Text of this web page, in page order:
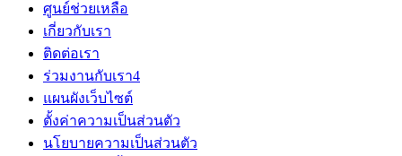
ศูนย์ช่วยเหลือ
เกี่ยวกับเรา
ติดต่อเรา
ร่วมงานกับเรา4
แผนผังเว็บไซต์
ตั้งค่าความเป็นส่วนตัว
นโยบายความเป็นส่วนตัว